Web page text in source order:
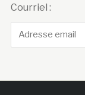
Courriel :